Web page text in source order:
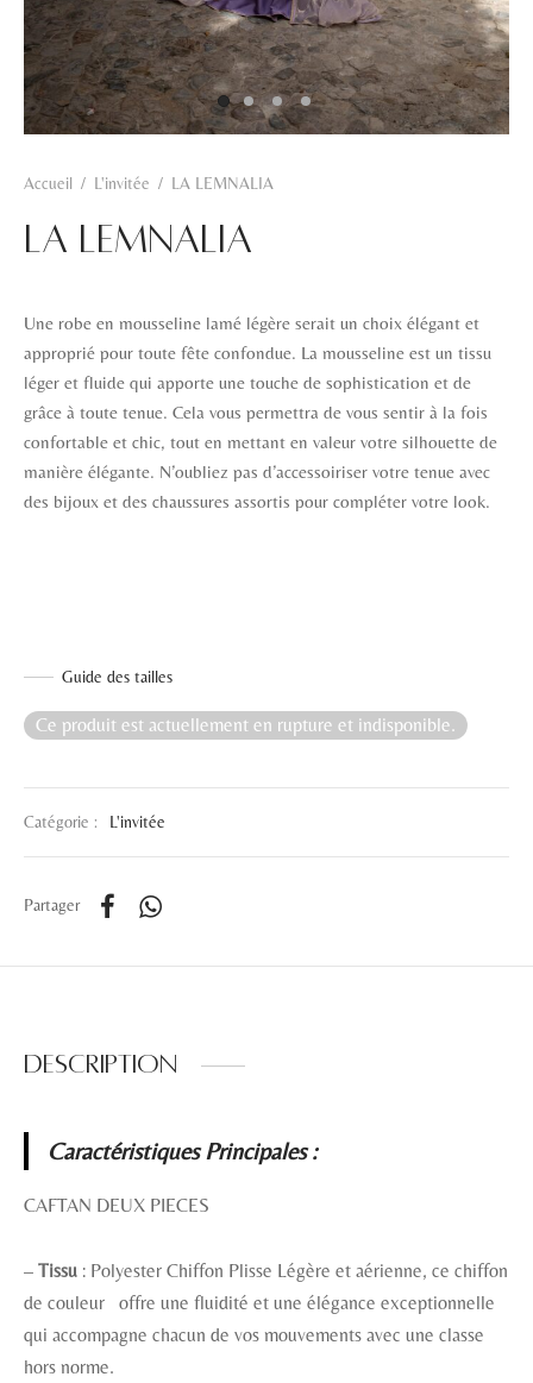
Accueil / L'invitée / LA LEMNALIA
LA LEMNALIA
Une robe en mousseline lamé légère serait un choix élégant et
approprié pour toute fête confondue. La mousseline est un tissu
léger et fluide qui apporte une touche de sophistication et de
grâce à toute tenue. Cela vous permettra de vous sentir à la fois
confortable et chic, tout en mettant en valeur votre silhouette de
manière élégante. N’oubliez pas d’accessoiriser votre tenue avec
des bijoux et des chaussures assortis pour compléter votre look.
Guide des tailles
Ce produit est actuellement en rupture et indisponible.
Catégorie : L'invitée
Partager
Description
Caractéristiques Principales :
CAFTAN DEUX PIECES
– Tissu : Polyester Chiffon Plisse Légère et aérienne, ce chiffon
de couleur offre une fluidité et une élégance exceptionnelle
qui accompagne chacun de vos mouvements avec une classe
hors norme.